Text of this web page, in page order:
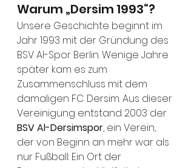
Warum „Dersim 1993“?
Unsere Geschichte beginnt im
Jahr 1993 mit der Gründung des
BSV Al-Spor Berlin. Wenige Jahre
später kam es zum
Zusammenschluss mit dem
damaligen FC Dersim. Aus dieser
Vereinigung entstand 2003 der
BSV Al-Dersimspor, ein Verein,
der von Beginn an mehr war als
nur Fußball: Ein Ort der